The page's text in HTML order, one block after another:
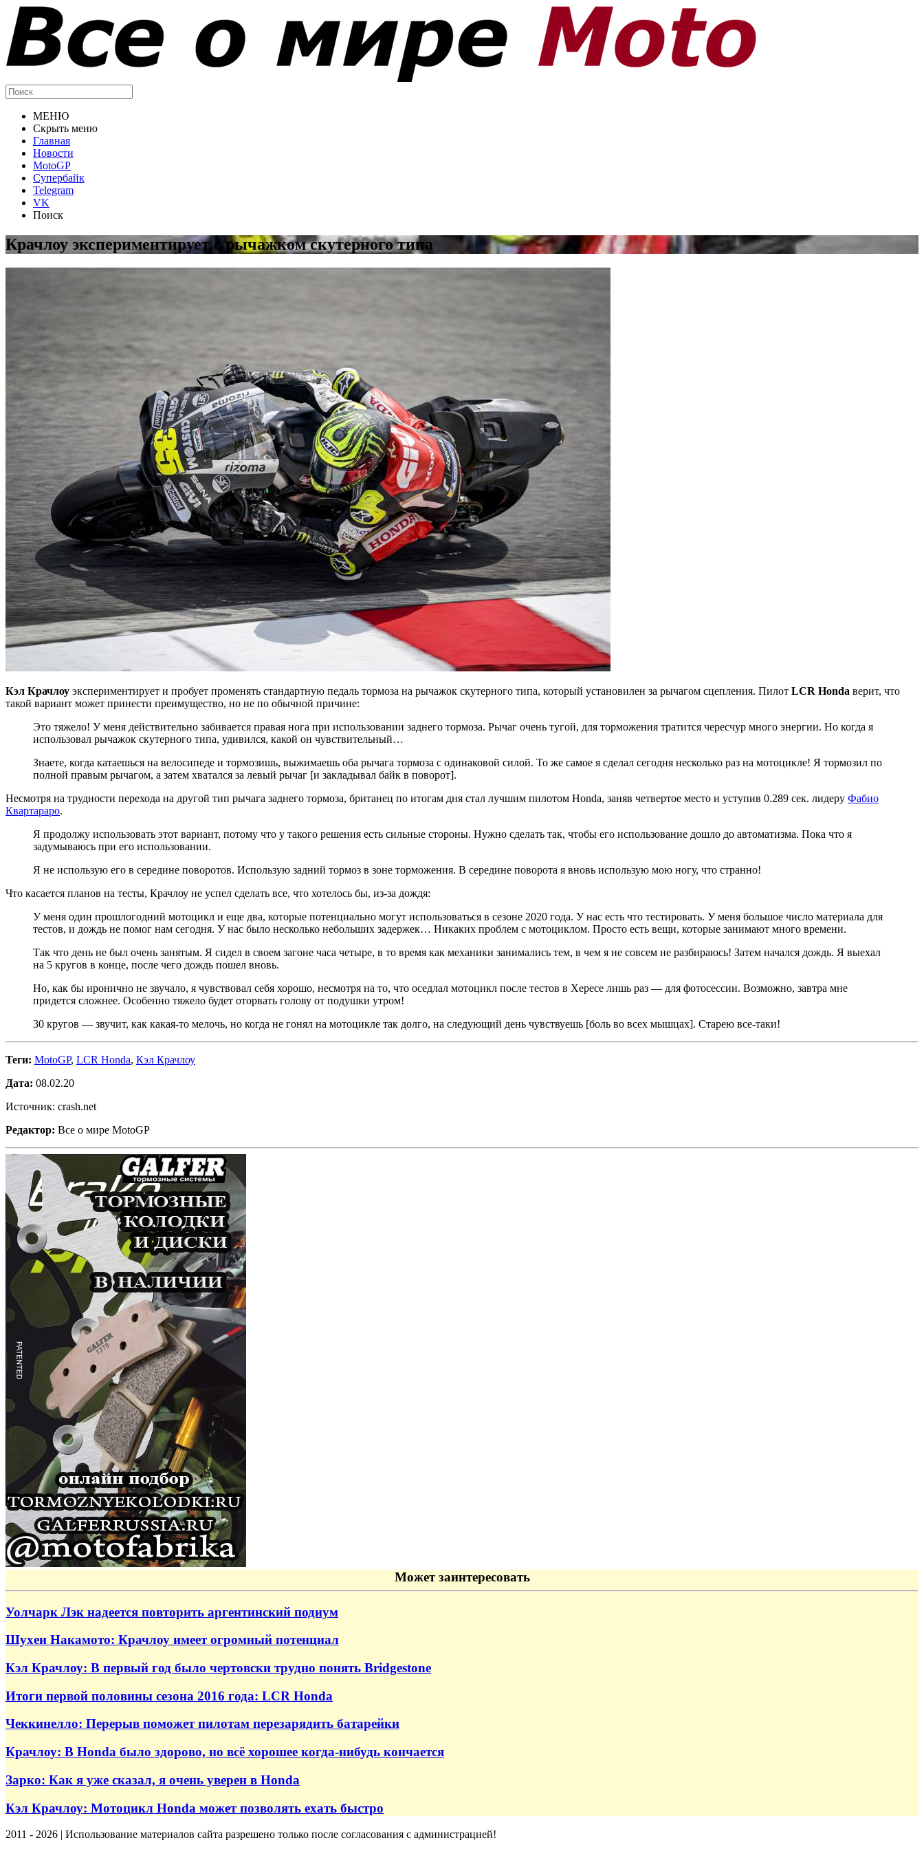
МЕНЮ
Скрыть меню
Главная
Новости
MotoGP
Супербайк
Telegram
VK
Поиск
Крачлоу экспериментирует с рычажком скутерного типа
Кэл Крачлоу экспериментирует и пробует променять стандартную педаль тормоза на рычажок скутерного типа, который установилен за рычагом сцепления. Пилот LCR Honda верит, что
такой вариант может принести преимущество, но не по обычной причине:
Это тяжело! У меня действительно забивается правая нога при использовании заднего тормоза. Рычаг очень тугой, для торможения тратится чересчур много энергии. Но когда я
использовал рычажок скутерного типа, удивился, какой он чувствительный…
Знаете, когда катаешься на велосипеде и тормозишь, выжимаешь оба рычага тормоза с одинаковой силой. То же самое я сделал сегодня несколько раз на мотоцикле! Я тормозил по
полной правым рычагом, а затем хватался за левый рычаг [и закладывал байк в поворот].
Несмотря на трудности перехода на другой тип рычага заднего тормоза, британец по итогам дня стал лучшим пилотом Honda, заняв четвертое место и уступив 0.289 сек. лидеру Фабио
Квартараро.
Я продолжу использовать этот вариант, потому что у такого решения есть сильные стороны. Нужно сделать так, чтобы его использование дошло до автоматизма. Пока что я
задумываюсь при его использовании.
Я не использую его в середине поворотов. Использую задний тормоз в зоне торможения. В середине поворота я вновь использую мою ногу, что странно!
Что касается планов на тесты, Крачлоу не успел сделать все, что хотелось бы, из-за дождя:
У меня один прошлогодний мотоцикл и еще два, которые потенциально могут использоваться в сезоне 2020 года. У нас есть что тестировать. У меня большое число материала для
тестов, и дождь не помог нам сегодня. У нас было несколько небольших задержек… Никаких проблем с мотоциклом. Просто есть вещи, которые занимают много времени.
Так что день не был очень занятым. Я сидел в своем загоне часа четыре, в то время как механики занимались тем, в чем я не совсем не разбираюсь! Затем начался дождь. Я выехал
на 5 кругов в конце, после чего дождь пошел вновь.
Но, как бы иронично не звучало, я чувствовал себя хорошо, несмотря на то, что оседлал мотоцикл после тестов в Хересе лишь раз — для фотосессии. Возможно, завтра мне
придется сложнее. Особенно тяжело будет оторвать голову от подушки утром!
30 кругов — звучит, как какая-то мелочь, но когда не гонял на мотоцикле так долго, на следующий день чувствуешь [боль во всех мышцах]. Старею все-таки!
Теги: MotoGP, LCR Honda, Кэл Крачлоу
Дата: 08.02.20
Источник: crash.net
Редактор: Все о мире MotoGP
Может заинтересовать
Уолчарк Лэк надеется повторить аргентинский подиум
Шухеи Накамото: Крачлоу имеет огромный потенциал
Кэл Крачлоу: В первый год было чертовски трудно понять Bridgestone
Итоги первой половины сезона 2016 года: LCR Honda
Чеккинелло: Перерыв поможет пилотам перезарядить батарейки
Крачлоу: В Honda было здорово, но всё хорошее когда-нибудь кончается
Зарко: Как я уже сказал, я очень уверен в Honda
Кэл Крачлоу: Мотоцикл Honda может позволять ехать быстро
2011 - 2026 | Использование материалов сайта разрешено только после согласования с администрацией!